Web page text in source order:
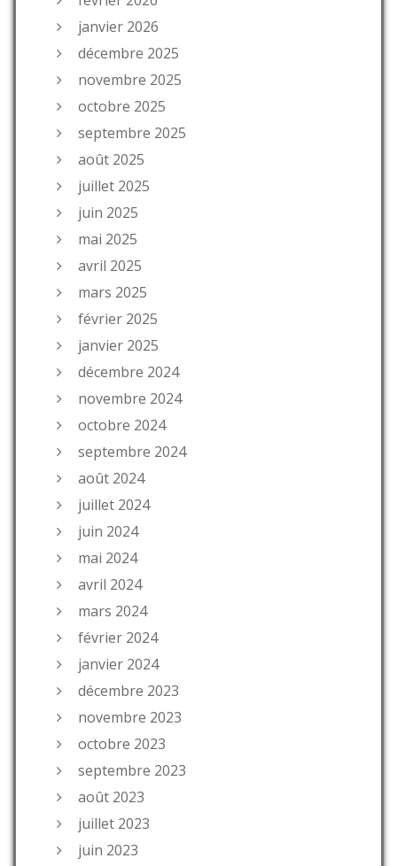
janvier 2026
décembre 2025
novembre 2025
octobre 2025
septembre 2025
août 2025
juillet 2025
juin 2025
mai 2025
avril 2025
mars 2025
février 2025
janvier 2025
décembre 2024
novembre 2024
octobre 2024
septembre 2024
août 2024
juillet 2024
juin 2024
mai 2024
avril 2024
mars 2024
février 2024
janvier 2024
décembre 2023
novembre 2023
octobre 2023
septembre 2023
août 2023
juillet 2023
juin 2023